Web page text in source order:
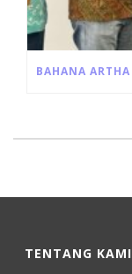
TENTANG KAMI